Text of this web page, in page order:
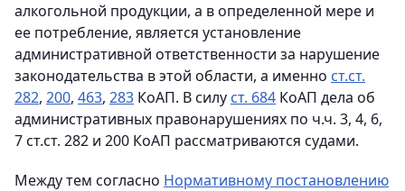
алкогольной продукции, а в определенной мере и
ее потребление, является установление
административной ответственности за нарушение
законодательства в этой области, а именно ст.ст.
282, 200, 463, 283 КоАП. В силу ст. 684 КоАП дела об
административных правонарушениях по ч.ч. 3, 4, 6,
7 ст.ст. 282 и 200 КоАП рассматриваются судами.
Между тем согласно Нормативному постановлению